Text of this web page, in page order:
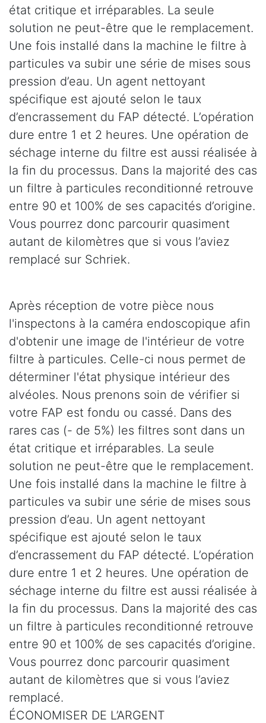
état critique et irréparables. La seule
solution ne peut-être que le remplacement.
Une fois installé dans la machine le filtre à
particules va subir une série de mises sous
pression d’eau. Un agent nettoyant
spécifique est ajouté selon le taux
d’encrassement du FAP détecté. L’opération
dure entre 1 et 2 heures. Une opération de
séchage interne du filtre est aussi réalisée à
la fin du processus. Dans la majorité des cas
un filtre à particules reconditionné retrouve
entre 90 et 100% de ses capacités d’origine.
Vous pourrez donc parcourir quasiment
autant de kilomètres que si vous l’aviez
remplacé sur Schriek.
Après réception de votre pièce nous
l'inspectons à la caméra endoscopique afin
d'obtenir une image de l'intérieur de votre
filtre à particules. Celle-ci nous permet de
déterminer l'état physique intérieur des
alvéoles. Nous prenons soin de vérifier si
votre FAP est fondu ou cassé. Dans des
rares cas (- de 5%) les filtres sont dans un
état critique et irréparables. La seule
solution ne peut-être que le remplacement.
Une fois installé dans la machine le filtre à
particules va subir une série de mises sous
pression d’eau. Un agent nettoyant
spécifique est ajouté selon le taux
d’encrassement du FAP détecté. L’opération
dure entre 1 et 2 heures. Une opération de
séchage interne du filtre est aussi réalisée à
la fin du processus. Dans la majorité des cas
un filtre à particules reconditionné retrouve
entre 90 et 100% de ses capacités d’origine.
Vous pourrez donc parcourir quasiment
autant de kilomètres que si vous l’aviez
remplacé.
ÉCONOMISER DE L’ARGENT